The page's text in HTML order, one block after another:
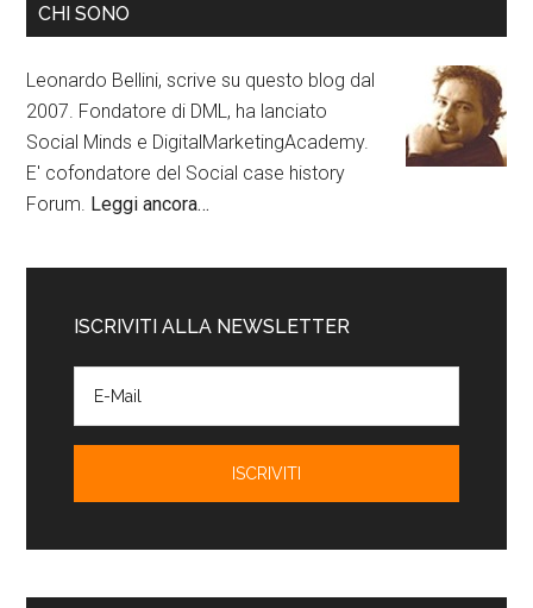
CHI SONO
Leonardo Bellini, scrive su questo blog dal
2007. Fondatore di DML, ha lanciato
Social Minds e DigitalMarketingAcademy.
E' cofondatore del Social case history
Forum. Leggi ancora…
ISCRIVITI ALLA NEWSLETTER